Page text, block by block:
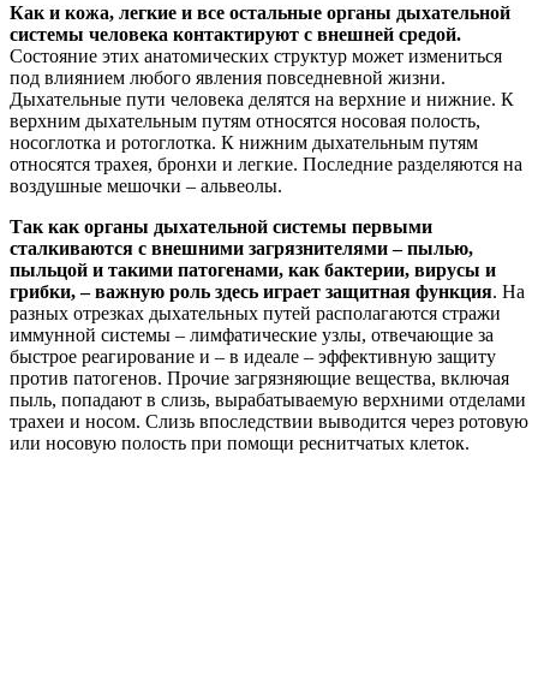
Как и кожа, легкие и все остальные органы дыхательной
системы человека контактируют с внешней средой.
Состояние этих анатомических структур может измениться
под влиянием любого явления повседневной жизни.
Дыхательные пути человека делятся на верхние и нижние. К
верхним дыхательным путям относятся носовая полость,
носоглотка и ротоглотка. К нижним дыхательным путям
относятся трахея, бронхи и легкие. Последние разделяются на
воздушные мешочки – альвеолы.
Так как органы дыхательной системы первыми
сталкиваются с внешними загрязнителями – пылью,
пыльцой и такими патогенами, как бактерии, вирусы и
грибки, – важную роль здесь играет защитная функция. На
разных отрезках дыхательных путей располагаются стражи
иммунной системы – лимфатические узлы, отвечающие за
быстрое реагирование и – в идеале – эффективную защиту
против патогенов. Прочие загрязняющие вещества, включая
пыль, попадают в слизь, вырабатываемую верхними отделами
трахеи и носом. Слизь впоследствии выводится через ротовую
или носовую полость при помощи реснитчатых клеток.